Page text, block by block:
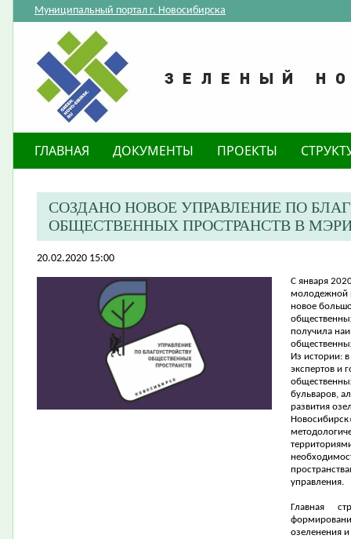
Муниципальный портал г. Новосибирска
ГЛАВНАЯ ДОКУМЕНТЫ ПРОЕКТЫ
СОЗДАНО НОВОЕ УПРАВЛЕНИЕ ПО
ОБЩЕСТВЕННЫХ ПРОСТРАНСТВ В
20.02.2020 15:00
​С января
молодежной
новое
получила
Из истории:
экспертов и
бульваров,
развития
управления.
Главная
озеленения